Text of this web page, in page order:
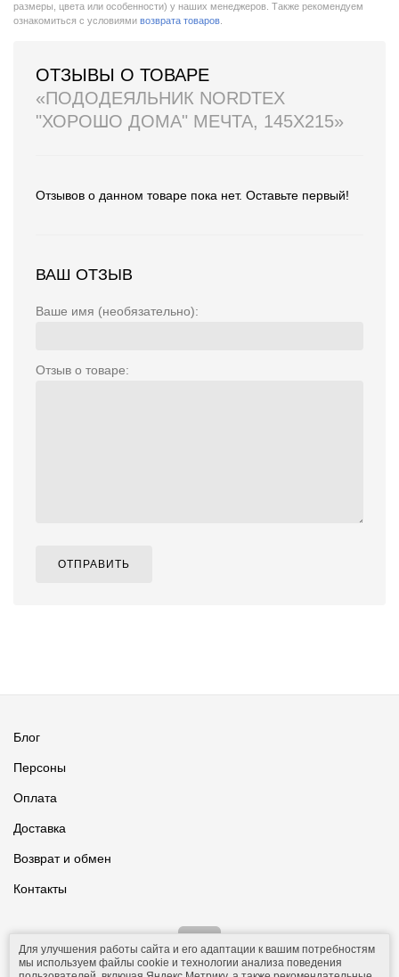
размеры, цвета или особенности) у наших менеджеров. Также рекомендуем
ознакомиться с условиями возврата товаров
ОТЗЫВЫ О ТОВАРЕ
«ПОДОДЕЯЛЬНИК NORDTEX
"ХОРОШО ДОМА" МЕЧТА, 145X215»
Отзывов о данном товаре пока нет. Оставьте первый!
ВАШ ОТЗЫВ
Ваше имя (необязательно):
Отзыв о товаре:
ОТПРАВИТЬ
Блог
Персоны
Оплата
Доставка
Возврат и обмен
Контакты
Для улучшения работы сайта и его адаптации к вашим потребностям
мы используем файлы cookie и технологии анализа поведения